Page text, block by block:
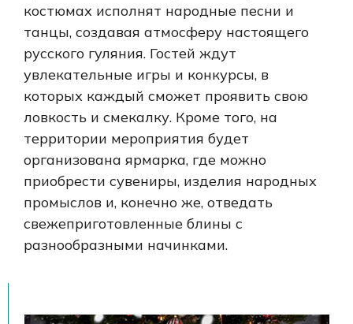
костюмах исполнят народные песни и
танцы, создавая атмосферу настоящего
русского гуляния. Гостей ждут
увлекательные игры и конкурсы, в
которых каждый сможет проявить свою
ловкость и смекалку. Кроме того, на
территории мероприятия будет
организована ярмарка, где можно
приобрести сувениры, изделия народных
промыслов и, конечно же, отведать
свежеприготовленные блины с
разнообразными начинками.